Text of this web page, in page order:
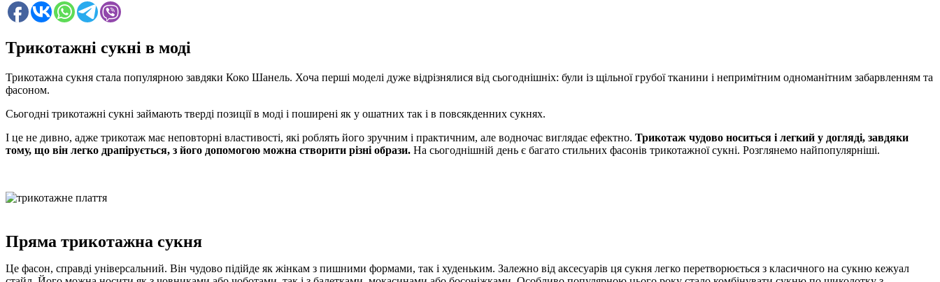
Трикотажні сукні в моді
Трикотажна сукня стала популярною завдяки Коко Шанель. Хоча перші моделі дуже відрізнялися від сьогоднішніх: були із щільної грубої тканини і непримітним одноманітним забарвленням та
фасоном.
Сьогодні трикотажні сукні займають тверді позиції в моді і поширені як у ошатних так і в повсякденних сукнях.
І це не дивно, адже трикотаж має неповторні властивості, які роблять його зручним і практичним, але водночас виглядає ефектно. Трикотаж чудово носиться і легкий у догляді, завдяки
тому, що він легко драпірується, з його допомогою можна створити різні образи. На сьогоднішній день є багато стильних фасонів трикотажної сукні. Розглянемо найпопулярніші.
Пряма трикотажна сукня
Це фасон, справді універсальний. Він чудово підійде як жінкам з пишними формами, так і худеньким. Залежно від аксесуарів ця сукня легко перетворюється з класичного на сукню кежуал